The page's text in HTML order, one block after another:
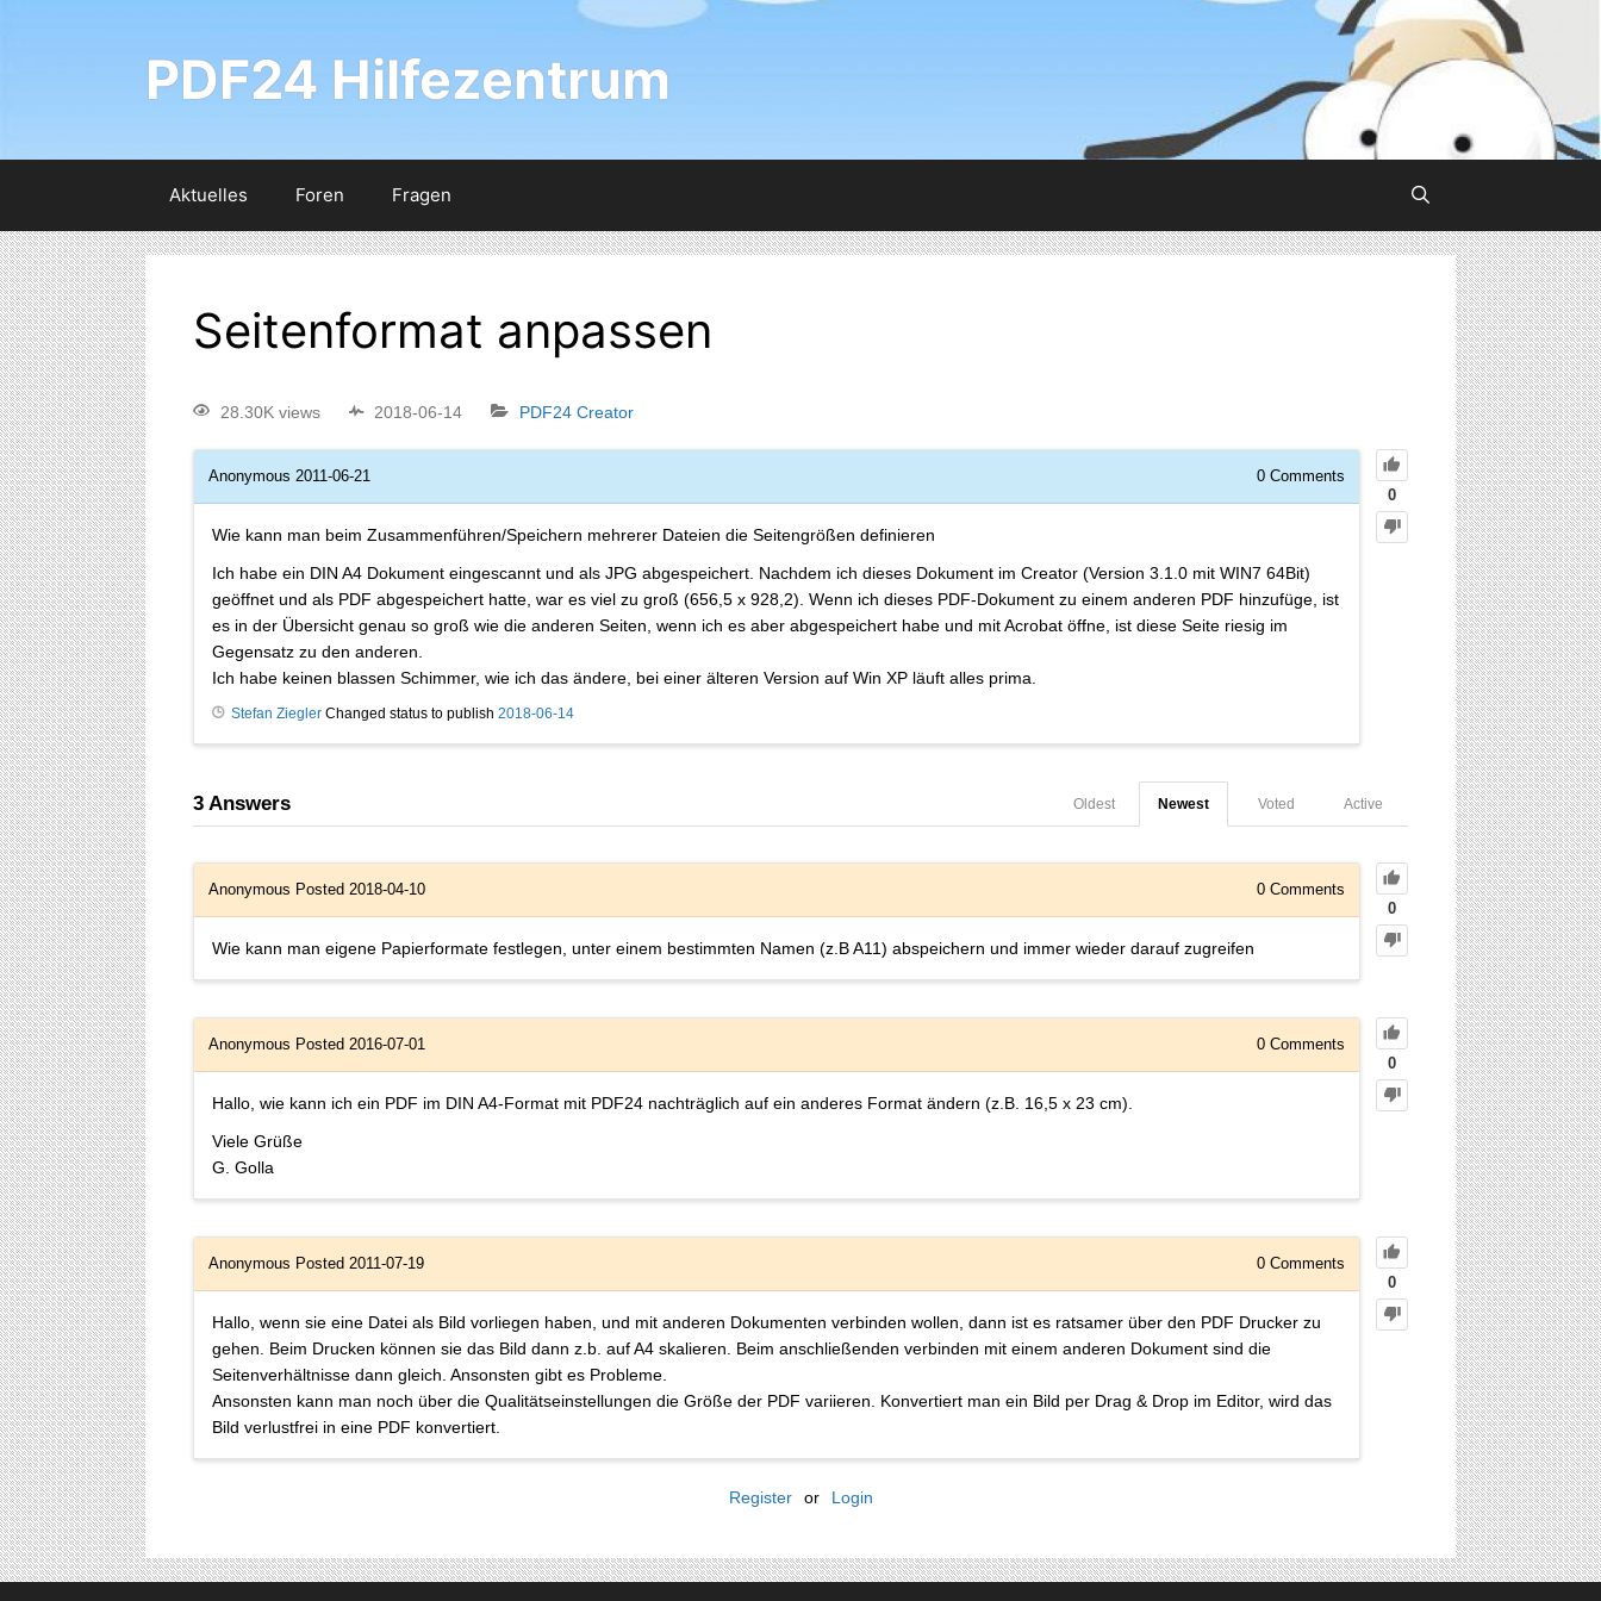
PDF24 Hilfezentrum
Aktuelles Foren Fragen
Seitenformat anpassen
28.30K views 2018-06-14 PDF24 Creator
0
Anonymous 2011-06-21 0 Comments
Wie kann man beim Zusammenführen/Speichern mehrerer Dateien die Seitengrößen definieren
Ich habe ein DIN A4 Dokument eingescannt und als JPG abgespeichert. Nachdem ich dieses Dokument im Creator (Version 3.1.0 mit WIN7 64Bit)
geöffnet und als PDF abgespeichert hatte, war es viel zu groß (656,5 x 928,2). Wenn ich dieses PDF-Dokument zu einem anderen PDF hinzufüge, ist
es in der Übersicht genau so groß wie die anderen Seiten, wenn ich es aber abgespeichert habe und mit Acrobat öffne, ist diese Seite riesig im
Gegensatz zu den anderen.
Ich habe keinen blassen Schimmer, wie ich das ändere, bei einer älteren Version auf Win XP läuft alles prima.
Stefan Ziegler Changed status to publish 2018-06-14
3 Answers Active
Voted
Newest
Oldest
0
Anonymous Posted 2018-04-10 0 Comments
Wie kann man eigene Papierformate festlegen, unter einem bestimmten Namen (z.B A11) abspeichern und immer wieder darauf zugreifen
0
Anonymous Posted 2016-07-01 0 Comments
Hallo, wie kann ich ein PDF im DIN A4-Format mit PDF24 nachträglich auf ein anderes Format ändern (z.B. 16,5 x 23 cm).
Viele Grüße
G. Golla
0
Anonymous Posted 2011-07-19 0 Comments
Hallo, wenn sie eine Datei als Bild vorliegen haben, und mit anderen Dokumenten verbinden wollen, dann ist es ratsamer über den PDF Drucker zu
gehen. Beim Drucken können sie das Bild dann z.b. auf A4 skalieren. Beim anschließenden verbinden mit einem anderen Dokument sind die
Seitenverhältnisse dann gleich. Ansonsten gibt es Probleme.
Ansonsten kann man noch über die Qualitätseinstellungen die Größe der PDF variieren. Konvertiert man ein Bild per Drag & Drop im Editor, wird das
Bild verlustfrei in eine PDF konvertiert.
Register or Login